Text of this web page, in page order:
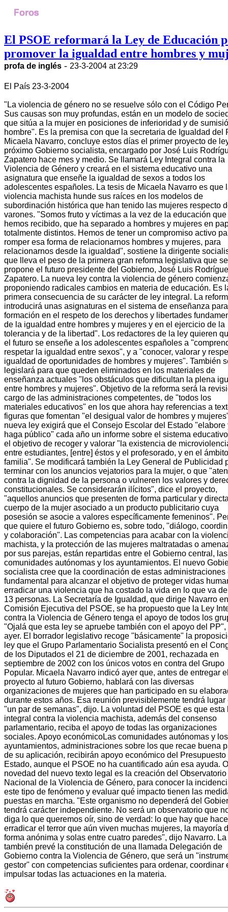
El PSOE reformará la Ley de Educación
promover la igualdad entre hombres y
profa de inglés - 23-3-2004 at 23:29
El País 23-3-2004
"La violencia de género no se resuelve sólo con el Código
Sus causas son muy profundas, están en un modelo de
que sitúa a la mujer en posiciones de inferioridad y de
hombre". Es la premisa con que la secretaria de Igualdad del
Micaela Navarro, concluye estos días el primer proyecto de
próximo Gobierno socialista, encargado por José Luis
Zapatero hace mes y medio. Se llamará Ley Integral contra la
Violencia de Género y creará en el sistema educativo una
asignatura que enseñe la igualdad de sexos a todos los
adolescentes españoles. La tesis de Micaela Navarro es que
violencia machista hunde sus raíces en los modelos de
subordinación histórica que han tenido las mujeres respecto
varones. "Somos fruto y víctimas a la vez de la educación que
hemos recibido, que ha separado a hombres y mujeres en
totalmente distintos. Hemos de tener un compromiso activo
romper esa forma de relacionarnos hombres y mujeres, para
relacionarnos desde la igualdad", sostiene la dirigente
que lleva el peso de la primera gran reforma legislativa que se
propone el futuro presidente del Gobierno, José Luis
Zapatero. La nueva ley contra la violencia de género
proponiendo radicales cambios en materia de educación. Es
primera consecuencia de su carácter de ley integral. La
introducirá unas asignaturas en el sistema de enseñanza
formación en el respeto de los derechos y libertades
de la igualdad entre hombres y mujeres y en el ejercicio de la
tolerancia y de la libertad". Los redactores de la ley quieren
el futuro se enseñe a los adolescentes españoles a
respetar la igualdad entre sexos", y a "conocer, valorar y
igualdad de oportunidades de hombres y mujeres". También
legislará para que queden eliminados en los materiales de
enseñanza actuales "los obstáculos que dificultan la plena
entre hombres y mujeres". Objetivo de la reforma será la
cargo de las administraciones competentes, de "todos los
materiales educativos" en los que ahora hay referencias a
figuras que fomentan "el desigual valor de hombres y
nueva ley exigirá que el Consejo Escolar del Estado "elabore
haga público" cada año un informe sobre el sistema
el objetivo de recoger y valorar "la existencia de
entre estudiantes, [entre] éstos y el profesorado, y en el
familia". Se modificará también la Ley General de Publicidad
terminar con los anuncios vejatorios para la mujer, o que
contra la dignidad de la persona o vulneren los valores y
constitucionales. Se considerarán ilícitos", dice el proyecto,
"aquellos anuncios que presenten de forma particular y
cuerpo de la mujer asociado a un producto publicitario cuya
posesión se asocie a valores específicamente femeninos".
que quiere el futuro Gobierno es, sobre todo, "diálogo,
y colaboración". Las competencias para acabar con la
machista, y la protección de las mujeres maltratadas o
por sus parejas, están repartidas entre el Gobierno central,
comunidades autónomas y los ayuntamientos. El nuevo
socialista cree que la coordinación de estas administraciones
fundamental para alcanzar el objetivo de proteger vidas
erradicar una violencia que ha costado la vida en lo que va
13 personas. La Secretaría de Igualdad, que dirige Navarro
Comisión Ejecutiva del PSOE, se ha propuesto que la Ley
contra la Violencia de Género tenga el apoyo de todos los
"Ojalá que esta ley se apruebe también con el apoyo del PP",
ayer. El borrador legislativo recoge "básicamente" la
ley que el Grupo Parlamentario Socialista presentó en el
de los Diputados el 21 de diciembre de 2001, rechazada en
septiembre de 2002 con los únicos votos en contra del Grupo
Popular. Micaela Navarro indicó ayer que, antes de entregar
proyecto al futuro Gobierno, hablará con las diversas
organizaciones de mujeres que han participado en su
durante estos años. Esa reunión previsiblemente tendrá lugar
"un par de semanas", dijo. La voluntad del PSOE es que esta
integral contra la violencia machista, además del consenso
parlamentario, reciba el apoyo de todas las organizaciones
sociales. Apoyo económicoLas comunidades autónomas y los
ayuntamientos, administraciones sobre los que recae buena
de su aplicación, recibirán apoyo económico del Presupuesto
Estado, aunque el PSOE no ha cuantificado aún esa ayuda.
novedad del nuevo texto legal es la creación del Observatorio
Nacional de la Violencia de Género, para conocer la
este tipo de fenómeno y evaluar qué impacto tienen las
puestas en marcha. "Este organismo no dependerá del
tendrá carácter independiente. No será un observatorio que
diga lo que queremos oír, sino de verdad: lo que hay que
erradicar el terror que aún viven muchas mujeres, la mayoría
forma anónima y solas entre cuatro paredes", dijo Navarro.
también prevé la constitución de una llamada Delegación de
Gobierno contra la Violencia de Género, que será un
gestor" con competencias suficientes para ordenar, coordinar
impulsar todas las actuaciones en la materia.